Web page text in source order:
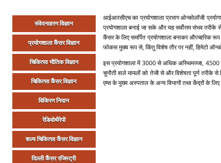
संवेदनाहरण विज्ञान
प्रयोगशाला कैंसर विज्ञान
चिकित्‍सा भौतिक विज्ञान
चिकित्‍सा कैंसर विज्ञान
विकिरण निदान
रेडियोथैरेपी
शल्‍य चिकित्‍सा कैंसर विज्ञान
दिल्‍ली कैंसर रजिस्‍ट्री
आईआरसीएच का प्रयोगशाला प्रभाग ओन्‍कोलॉजी
प्रयोगशाला बनाई जा सके और यह सर्वोत्तम संभव
कैंसर के लिए समर्पित प्रयोगशाला बनाकर औपचारिक
फोकस मुख्‍य रूप से, किंतु विशेष तौर पर नहीं, हिमेटो
इस प्रयोगशाला में 3000 से अधिक अस्थिमज्‍जा, 4500
चुनौती वाले मामलों को तेजी से और विशेषता पूर्ण
एम्‍स के मुख्‍य अस्‍पताल के अन्‍य विभागों तथा केंद्रों के लिए